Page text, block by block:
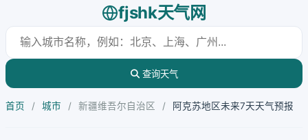
fjshk天气网
查询天气
首页 / 城市 / 新疆维吾尔自治区 / 阿克苏地区未来7天天气预报